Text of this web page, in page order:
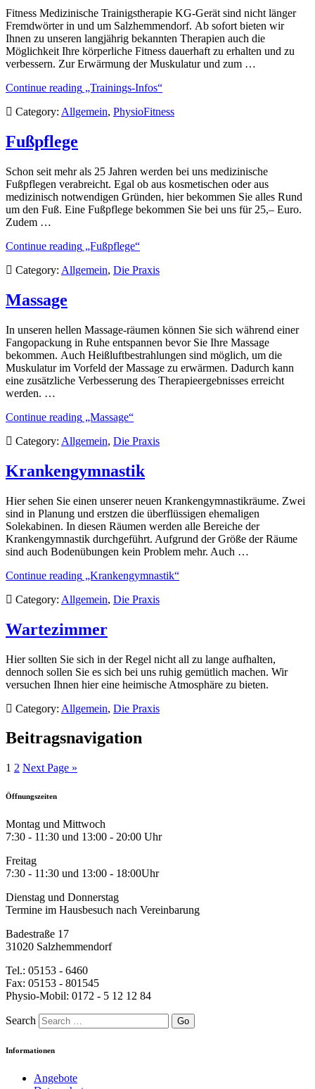
Fitness Medizinische Trainigstherapie KG-Gerät sind nicht länger
Fremdwörter in und um Salzhemmendorf. Ab sofort bieten wir
Ihnen zu unseren langjährig bekannten Therapien auch die
Möglichkeit Ihre körperliche Fitness dauerhaft zu erhalten und zu
verbessern. Zur Erwärmung der Muskulatur und zum …
Continue reading „Trainings-Infos“
Category: Allgemein, PhysioFitness
Fußpflege
Schon seit mehr als 25 Jahren werden bei uns medizinische
Fußpflegen verabreicht. Egal ob aus kosmetischen oder aus
medizinisch notwendigen Gründen, hier bekommen Sie alles Rund
um den Fuß. Eine Fußpflege bekommen Sie bei uns für 25,– Euro.
Zudem …
Continue reading „Fußpflege“
Category: Allgemein, Die Praxis
Massage
In unseren hellen Massage-räumen können Sie sich während einer
Fangopackung in Ruhe entspannen bevor Sie Ihre Massage
bekommen. Auch Heißluftbestrahlungen sind möglich, um die
Muskulatur im Vorfeld der Massage zu erwärmen. Dadurch kann
eine zusätzliche Verbesserung des Therapieergebnisses erreicht
werden. …
Continue reading „Massage“
Category: Allgemein, Die Praxis
Krankengymnastik
Hier sehen Sie einen unserer neuen Krankengymnastikräume. Zwei
sind in Planung und erstzen die überflüssigen ehemaligen
Solekabinen. In diesen Räumen werden alle Bereiche der
Krankengymnastik durchgeführt. Aufgrund der Größe der Räume
sind auch Bodenübungen kein Problem mehr. Auch …
Continue reading „Krankengymnastik“
Category: Allgemein, Die Praxis
Wartezimmer
Hier sollten Sie sich in der Regel nicht all zu lange aufhalten,
dennoch sollen Sie es sich bei uns ruhig gemütlich machen. Wir
versuchen Ihnen hier eine heimische Atmosphäre zu bieten.
Category: Allgemein, Die Praxis
Beitragsnavigation
1 2 Next Page »
Öffnungszeiten
Montag und Mittwoch
7:30 - 11:30 und 13:00 - 20:00 Uhr
Freitag
7:30 - 11:30 und 13:00 - 18:00Uhr
Dienstag und Donnerstag
Termine im Hausbesuch nach Vereinbarung
Badestraße 17
31020 Salzhemmendorf
Tel.: 05153 - 6460
Fax: 05153 - 801545
Physio-Mobil: 0172 - 5 12 12 84
Search
Informationen
Angebote